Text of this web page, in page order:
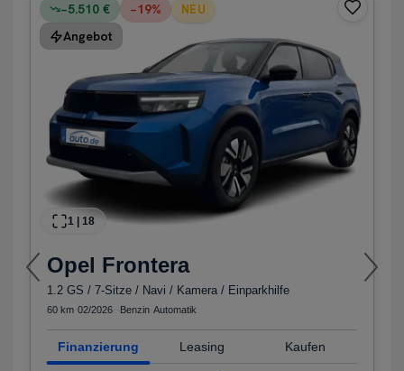
−5.510 € −19% NEU
Angebot
1 | 18
Opel Frontera
1.2 GS / 7-Sitze / Navi / Kamera / Einparkhilfe
60 km 02/2026 Benzin Automatik
Finanzierung Leasing Kaufen